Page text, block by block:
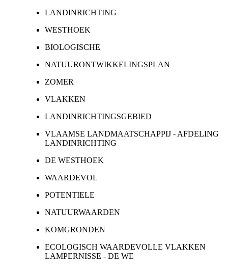
LANDINRICHTING
WESTHOEK
BIOLOGISCHE
NATUURONTWIKKELINGSPLAN
ZOMER
VLAKKEN
LANDINRICHTINGSGEBIED
VLAAMSE LANDMAATSCHAPPIJ - AFDELING
LANDINRICHTING
DE WESTHOEK
WAARDEVOL
POTENTIELE
NATUURWAARDEN
KOMGRONDEN
ECOLOGISCH WAARDEVOLLE VLAKKEN
LAMPERNISSE - DE WE